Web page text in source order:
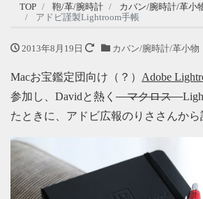
TOP 鞄/革/腕時計
カバン/腕時計/革小
アドビ謹製Lightroom手帳
2013年8月19日 カバン/腕時計/革小物
Macお宝鑑定団向け（？） Adobe
参加し、Davidと熱く マクロス
たときに、アドビ広報のりささんか